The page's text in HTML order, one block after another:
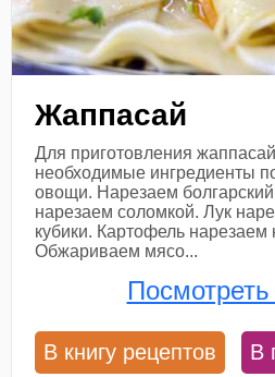
Жаппасай
Для приготовления
необходимые ингредиенты
овощи. Нарезаем
нарезаем соломкой. Лук
кубики. Картофель нарезаем
Обжариваем мясо...
В книгу рецептов В